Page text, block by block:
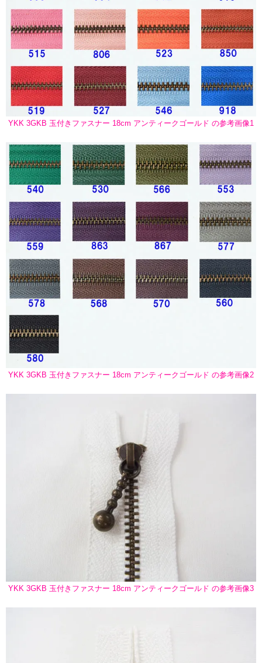
YKK 3GKB 玉付きファスナー 18cm アンティークゴールド の参考画像1
YKK 3GKB 玉付きファスナー 18cm アンティークゴールド の参考画像2
YKK 3GKB 玉付きファスナー 18cm アンティークゴールド の参考画像3